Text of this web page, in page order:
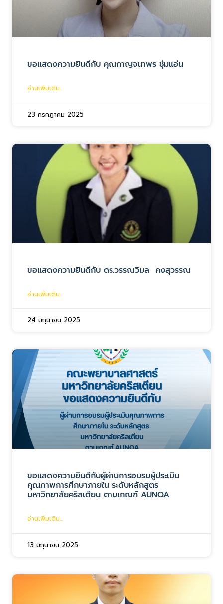
ขอแสดงความยินดีกับ คุณกาญจนาพร ชุ่มแอ่น
อ่านเพิ่มเติม...
23 กรกฎาคม 2025
ขอแสดงความยินดีกับ ดร.วรรณวิมล คงสุวรรณ
อ่านเพิ่มเติม...
24 มิถุนายน 2025
ขอแสดงความยินดีกับผู้ผ่านการอบรมผู้ประเมิน
คุณภาพการศึกษาภายใน ระดับหลักสูตร
มหาวิทยาลัยคริสเตียน ตามเกณฑ์ AUNQA
อ่านเพิ่มเติม...
13 มิถุนายน 2025